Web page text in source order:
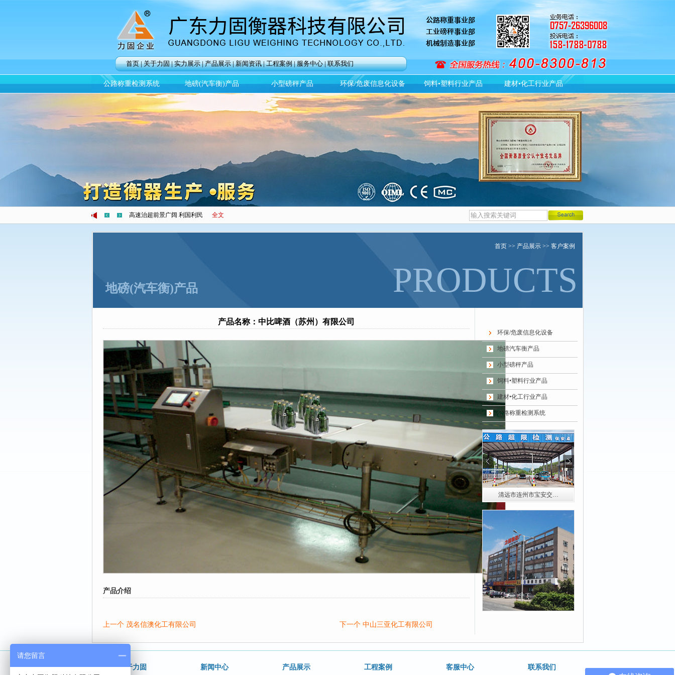
首页|关于力固|实力展示|产品展示|新闻资讯|工程案例|服务中心|联系我们
公路称重检测系统 地磅(汽车衡)产品 小型磅秤产品 环保/危废信息化设备 饲料•塑料行业产品 建材•化工行业产品
无锡高架桥坍塌 车辆超载惹的祸 全文
高速治超前景广阔 利国利民 全文
力固衡器：不要因为混凝土涨价而降低地磅基础建造的质量 全文
地磅(汽车衡)产品
首页 >> 产品展示 >> 客户案例
PRODUCTS
产品名称：中比啤酒（苏州）有限公司
产品介绍
上一个 茂名信澳化工有限公司 下一个 中山三亚化工有限公司
环保/危废信息化设备
地磅汽车衡产品
小型磅秤产品
饲料•塑料行业产品
建材•化工行业产品
公路称重检测系统
清远市连州市宝安交…
关于力固 新闻中心 产品展示 工程案例 客服中心 联系我们
请您留言